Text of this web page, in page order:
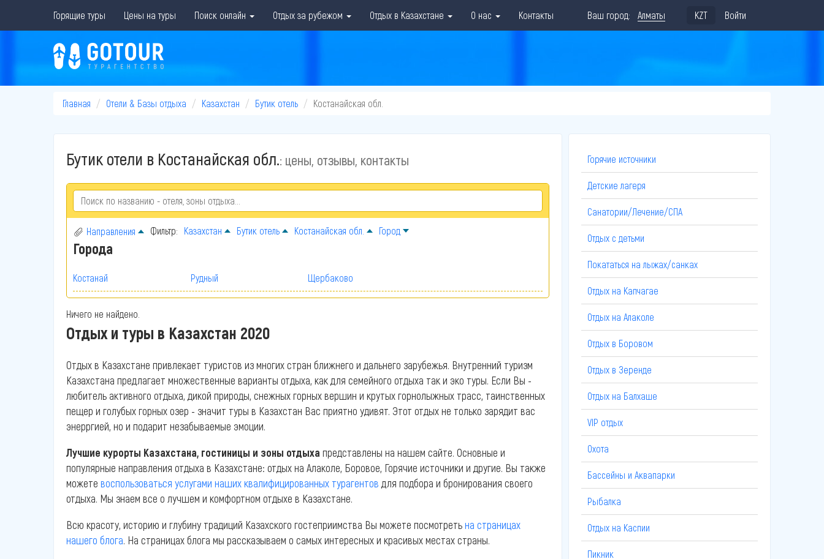
Горящие туры Цены на туры Поиск онлайн Отдых за рубежом Отдых в Казахстане О нас Контакты Ваш город: Алматы KZT Войти
Главная Отели & Базы отдыха Казахстан Бутик отель Костанайская обл.
Бутик отели в Костанайская обл.: цены, отзывы, контакты
Направления Фильтр: Казахстан Бутик отель Костанайская обл. Город
Города
Костанай Рудный Щербаково
Ничего не найдено.
Отдых и туры в Казахстан 2020
Отдых в Казахстане привлекает туристов из многих стран ближнего и дальнего зарубежья. Внутренний туризм
Казахстана предлагает множественные варианты отдыха, как для семейного отдыха так и эко туры. Если Вы -
любитель активного отдыха, дикой природы, снежных горных вершин и крутых горнолыжных трасс, таинственных
пещер и голубых горных озер - значит туры в Казахстан Вас приятно удивят. Этот отдых не только зарядит вас
энерргией, но и подарит незабываемые эмоции.
Лучшие курорты Казахстана, гостиницы и зоны отдыха представлены на нашем сайте. Основные и
популярные направления отдыха в Казахстане: отдых на Алаколе, Боровое, Горячие источники и другие. Вы также
можете воспользоваться услугами наших квалифицированных турагентов для подбора и бронирования своего
отдыха. Мы знаем все о лучшем и комфортном отдыхе в Казахстане.
Всю красоту, историю и глубину традиций Казахского гостеприимства Вы можете посмотретьна страницах
нашего блога. На страницах блога мы рассказываем о самых интересных и красивых местах страны.
Горячие источники
Детские лагеря
Санатории/Лечение/СПА
Отдых с детьми
Покататься на лыжах/санках
Отдых на Капчагае
Отдых на Алаколе
Отдых в Боровом
Отдых в Зеренде
Отдых на Балхаше
VIP отдых
Охота
Бассейны и Аквапарки
Рыбалка
Отдых на Каспии
Пикник